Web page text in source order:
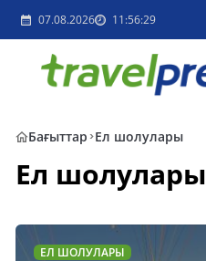
07.08.2026 11:56:29
Бағыттар Ел шолулары
Ел шолулары
ЕЛ ШОЛУЛАРЫ